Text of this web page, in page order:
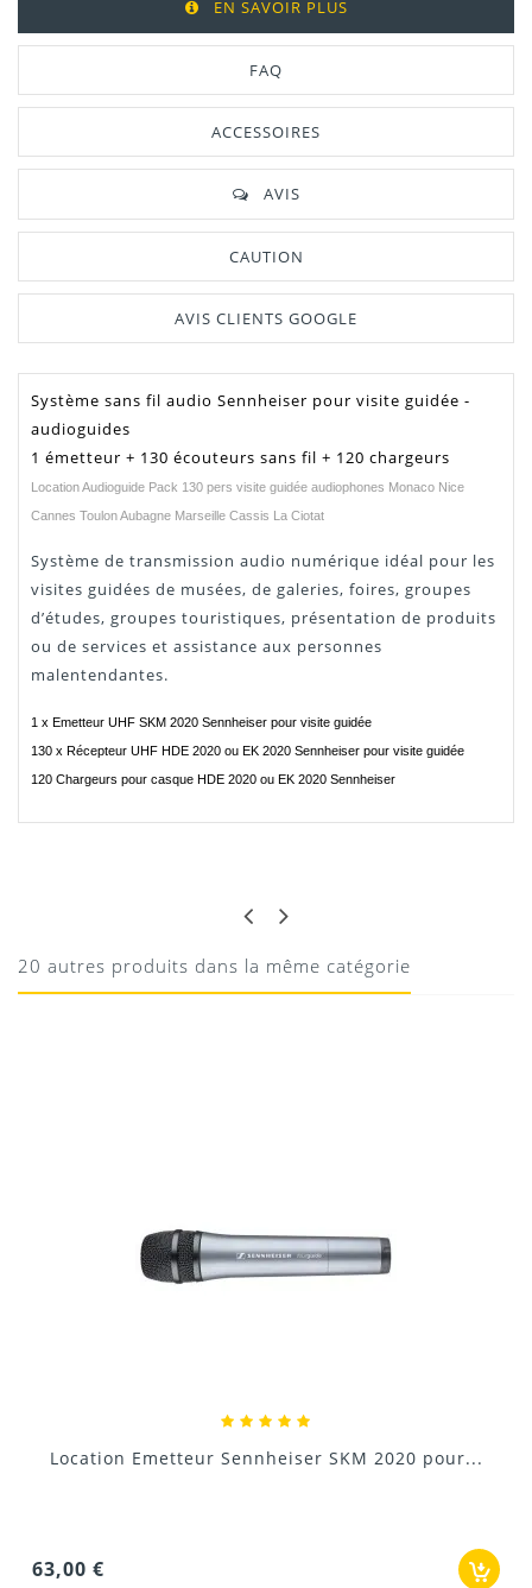
EN SAVOIR PLUS
FAQ
ACCESSOIRES
AVIS
CAUTION
AVIS CLIENTS GOOGLE
Système sans fil audio Sennheiser pour visite guidée -
audioguides
1 émetteur + 130 écouteurs sans fil + 120 chargeurs
Location Audioguide Pack 130 pers visite guidée audiophones Monaco Nice
Cannes Toulon Aubagne Marseille Cassis La Ciotat
Système de transmission audio numérique idéal pour les
visites guidées de musées, de galeries, foires, groupes
d’études, groupes touristiques, présentation de produits
ou de services et assistance aux personnes
malentendantes.
1 x Emetteur UHF SKM 2020 Sennheiser pour visite guidée
130 x Récepteur UHF HDE 2020 ou EK 2020 Sennheiser pour visite guidée
120 Chargeurs pour casque HDE 2020 ou EK 2020 Sennheiser
Les visites d'usines ou de sites industriels bruyants.
25/11/2020
20 autres produits dans la même catégorie
Location Emetteur Sennheiser SKM 2020 pour...
63,00 €